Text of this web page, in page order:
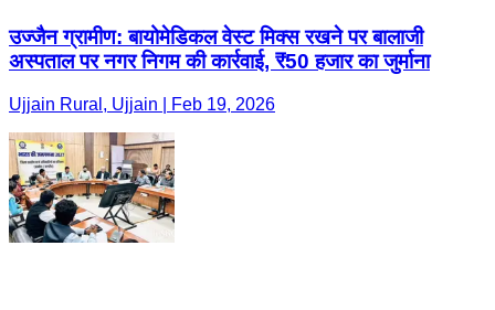
उज्जैन ग्रामीण: बायोमेडिकल वेस्ट मिक्स रखने पर बालाजी
अस्पताल पर नगर निगम की कार्रवाई, ₹50 हजार का जुर्माना
Ujjain Rural, Ujjain | Feb 19, 2026